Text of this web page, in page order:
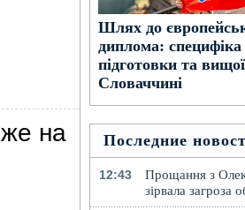
на
Шлях до
диплома: специфіка
підготовки та
Словаччині
Последние
12:43
Прощання з
зірвала загроза